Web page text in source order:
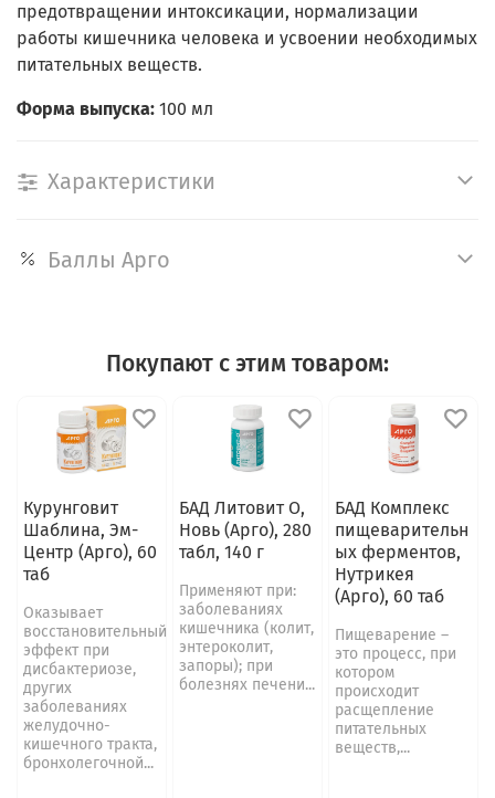
предотвращении интоксикации, нормализации
работы кишечника человека и усвоении необходимых
питательных веществ.
Форма выпуска: 100 мл
Характеристики
Баллы Арго
Покупают с этим товаром:
Курунговит
Шаблина, Эм-
Центр (Арго), 60
таб
Оказывает
восстановительный
эффект при
дисбактериозе,
других
заболеваниях
желудочно-
кишечного тракта,
бронхолегочной...
БАД Литовит О,
Новь (Арго), 280
табл, 140 г
Применяют при:
заболеваниях
кишечника (колит,
энтероколит,
запоры); при
болезнях печени...
БАД Комплекс
пищеварительн
ых ферментов,
Нутрикея
(Арго), 60 таб
Пищеварение –
это процесс, при
котором
происходит
расщепление
питательных
веществ,...